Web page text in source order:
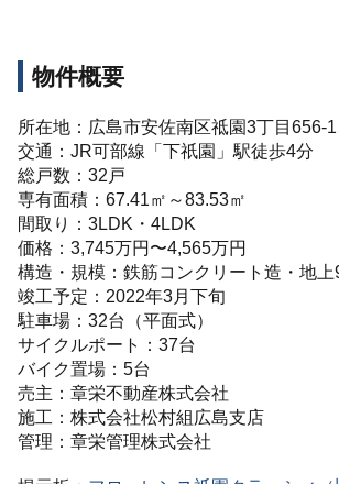
物件概要
所在地：広島市安佐南区祗園3丁目656-1
交通：JR可部線「下祇園」駅徒歩4分
総戸数：32戸
専有面積：67.41㎡～83.53㎡
間取り：3LDK・4LDK
価格：3,745万円〜4,565万円
構造・規模：鉄筋コンクリート造・地上
竣工予定：2022年3月下旬
駐車場：32台（平面式）
サイクルポート：37台
バイク置場：5台
売主：章栄不動産株式会社
施工：株式会社松村組広島支店
管理：章栄管理株式会社